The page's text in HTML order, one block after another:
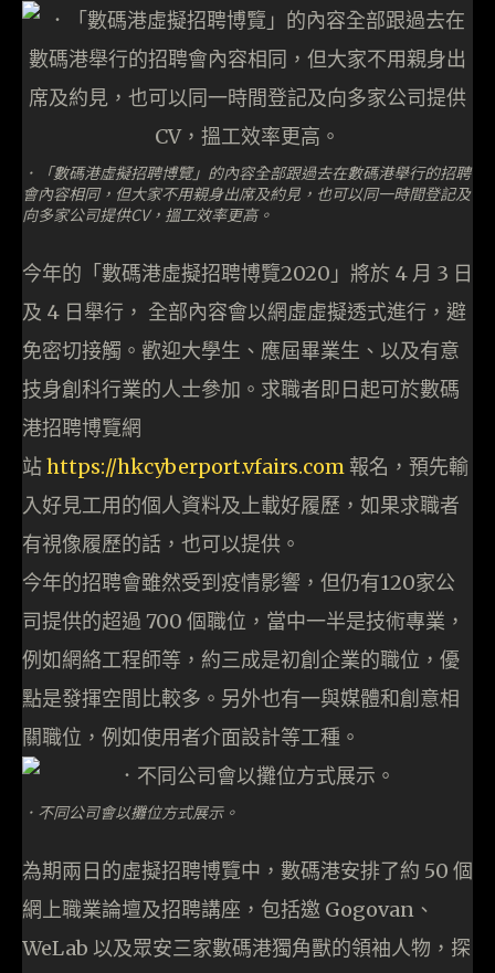
．「數碼港虛擬招聘博覽」的內容全部跟過去在數碼港舉行的招聘
會內容相同，但大家不用親身出席及約見，也可以同一時間登記及
向多家公司提供CV，搵工效率更高。
今年的「數碼港虛擬招聘博覽2020」將於 4 月 3 日
及 4 日舉行， 全部內容會以網虛虛擬透式進行，避
免密切接觸。歡迎大學生、應屆畢業生、以及有意
技身創科行業的人士參加。求職者即日起可於數碼
港招聘博覽網
站https://hkcyberport.vfairs.com 報名，預先輸
入好見工用的個人資料及上載好履歷，如果求職者
有視像履歷的話，也可以提供。
今年的招聘會雖然受到疫情影響，但仍有120家公
司提供的超過 700 個職位，當中一半是技術專業，
例如網絡工程師等，約三成是初創企業的職位，優
點是發揮空間比較多。另外也有一與媒體和創意相
關職位，例如使用者介面設計等工種。
．不同公司會以攤位方式展示。
為期兩日的虛擬招聘博覽中，數碼港安排了約 50 個
網上職業論壇及招聘講座，包括邀 Gogovan、
WeLab 以及眾安三家數碼港獨角獸的領袖人物，探